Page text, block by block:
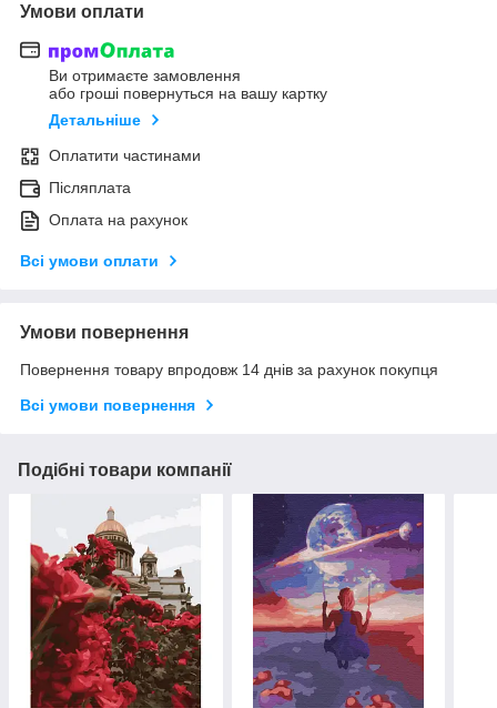
Умови оплати
Ви отримаєте замовлення
або гроші повернуться на вашу картку
Детальніше
Оплатити частинами
Післяплата
Оплата на рахунок
Всі умови оплати
Умови повернення
Повернення товару впродовж 14 днів за рахунок покупця
Всі умови повернення
Подібні товари компанії